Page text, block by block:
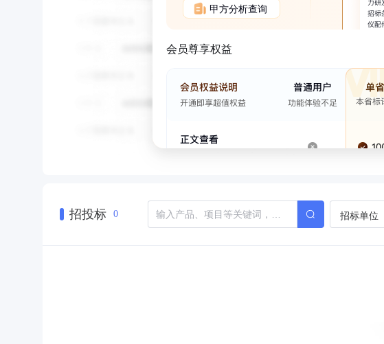
甲方分析查询
会员尊享权益
招投标 0 招标单位